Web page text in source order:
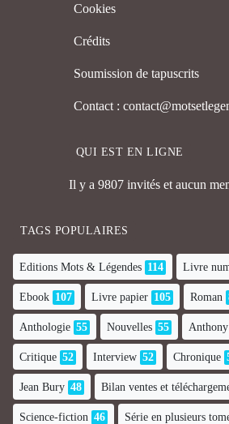
Cookies
Crédits
Soumission de tapuscrits
Contact :
QUI EST EN LIGNE
Il y a 9807 invités et aucun
TAGS POPULAIRES
Editions Mots & Légendes 114 Livre
Ebook 107 Livre papier 105 Roman
Anthologie 55 Nouvelles 55
Critique 52 Interview 52 Chronique
Jean Bury 48 Bilan ventes et
Science-fiction 46 Série en plusieurs